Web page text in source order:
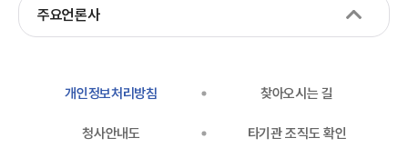
주요언론사
개인정보처리방침 찾아오시는 길
청사안내도 타기관 조직도 확인